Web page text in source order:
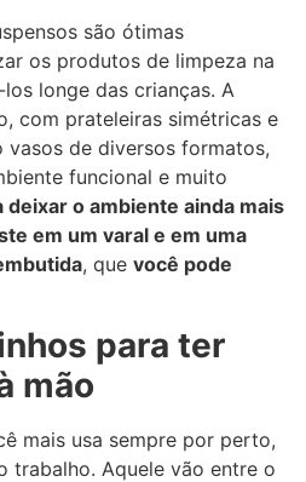
são ótimas
os produtos de limpeza na
longe das crianças. A
com prateleiras simétricas e
de diversos formatos,
funcional e muito
deixar o ambiente ainda mais
em um varal e em uma
, que você pode
para ter
mão
mais usa sempre por perto,
trabalho. Aquele vão entre o